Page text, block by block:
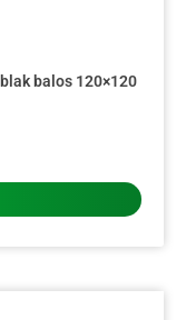
balos 120×120